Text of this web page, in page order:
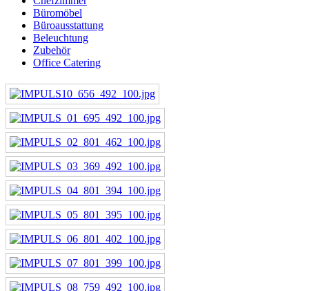
Büromöbel
Büroausstattung
Beleuchtung
Zubehör
Office Catering